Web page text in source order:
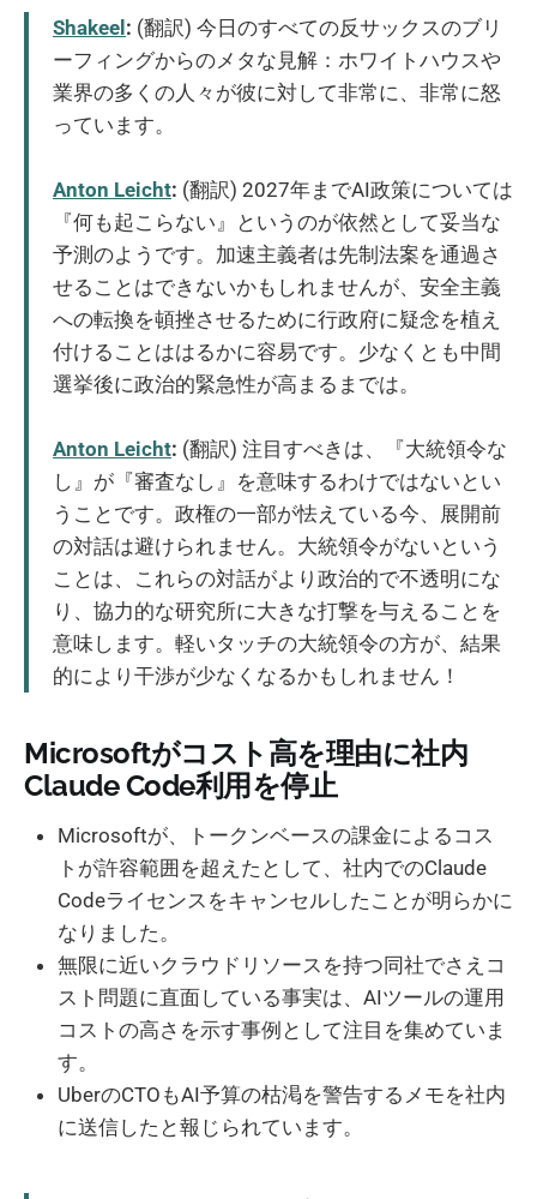
Shakeel : (翻訳) 今日のすべての反サックスのブリ
ーフィングからのメタな見解：ホワイトハウスや
業界の多くの人々が彼に対して非常に、非常に怒
っています。
Anton Leicht: (翻訳) 2027年までAI政策については
『何も起こらない』というのが依然として妥当な
予測のようです。加速主義者は先制法案を通過さ
せることはできないかもしれませんが、安全主義
への転換を頓挫させるために行政府に疑念を植え
付けることははるかに容易です。少なくとも中間
選挙後に政治的緊急性が高まるまでは。
Anton Leicht: (翻訳) 注目すべきは、『大統領令な
し』が『審査なし』を意味するわけではないとい
うことです。政権の一部が怯えている今、展開前
の対話は避けられません。大統領令がないという
ことは、これらの対話がより政治的で不透明にな
り、協力的な研究所に大きな打撃を与えることを
意味します。軽いタッチの大統領令の方が、結果
的により干渉が少なくなるかもしれません！
Microsoftがコスト高を理由に社内
Claude Code利用を停止
Microsoftが、トークンベースの課金によるコス
トが許容範囲を超えたとして、社内でのClaude
Codeライセンスをキャンセルしたことが明らかに
なりました。
無限に近いクラウドリソースを持つ同社でさえコ
スト問題に直面している事実は、AIツールの運用
コストの高さを示す事例として注目を集めていま
す。
UberのCTOもAI予算の枯渇を警告するメモを社内
に送信したと報じられています。